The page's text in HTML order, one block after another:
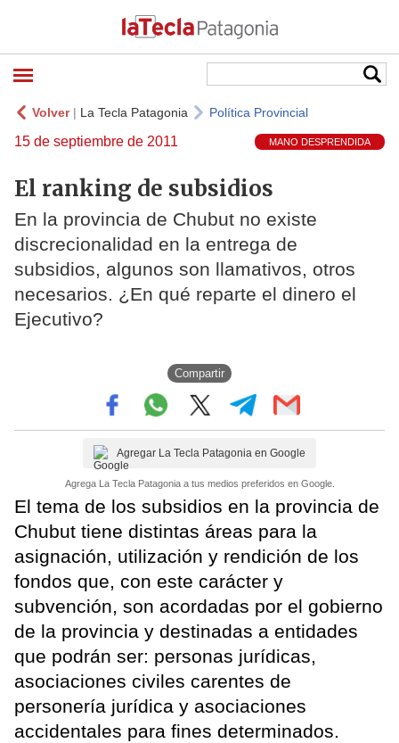
Volver| La Tecla Patagonia Política Provincial
15 de septiembre de 2011 MANO DESPRENDIDA
El ranking de subsidios
En la provincia de Chubut no existe
discrecionalidad en la entrega de
subsidios, algunos son llamativos, otros
necesarios. ¿En qué reparte el dinero el
Ejecutivo?
Compartir
Agregar La Tecla Patagonia en Google
Agrega La Tecla Patagonia a tus medios preferidos en Google.
El tema de los subsidios en la provincia de
Chubut tiene distintas áreas para la
asignación, utilización y rendición de los
fondos que, con este carácter y
subvención, son acordadas por el gobierno
de la provincia y destinadas a entidades
que podrán ser: personas jurídicas,
asociaciones civiles carentes de
personería jurídica y asociaciones
accidentales para fines determinados.